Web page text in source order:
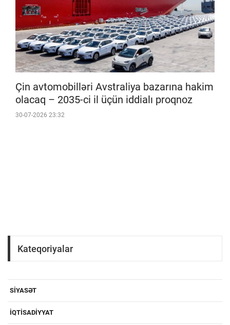
Çin avtomobilləri Avstraliya bazarına hakim
olacaq – 2035-ci il üçün iddialı proqnoz
30-07-2026 23:32
Kateqoriyalar
SIYASƏT
IQTISADIYYAT